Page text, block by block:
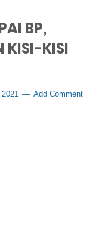
BP,
KISI-KISI
Add Comment